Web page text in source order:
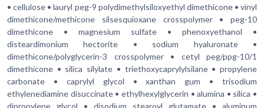
• cellulose • lauryl peg-9 polydimethylsiloxyethyl dimethicone • vinyl
dimethicone/methicone silsesquioxane crosspolymer • peg-10
dimethicone • magnesium sulfate • phenoxyethanol •
disteardimonium hectorite • sodium hyaluronate •
dimethicone/polyglycerin-3 crosspolymer • cetyl peg/ppg-10/1
dimethicone • silica silylate • triethoxycaprylylsilane • propylene
carbonate • caprylyl glycol • xanthan gum • trisodium
ethylenediamine disuccinate • ethylhexylglycerin • alumina • silica •
dipropylene glycol • disodium stearoyl glutamate • aluminum